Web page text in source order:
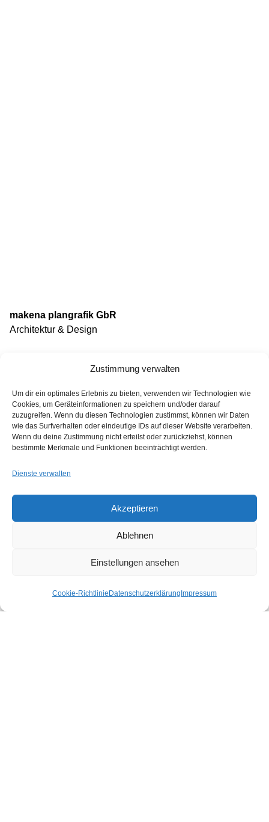
Zustimmung verwalten
Um dir ein optimales Erlebnis zu bieten, verwenden wir Technologien wie
Cookies, um Geräteinformationen zu speichern und/oder darauf
zuzugreifen. Wenn du diesen Technologien zustimmst, können wir Daten
wie das Surfverhalten oder eindeutige IDs auf dieser Website verarbeiten.
Wenn du deine Zustimmung nicht erteilst oder zurückziehst, können
bestimmte Merkmale und Funktionen beeinträchtigt werden.
Dienste verwalten
Akzeptieren
Ablehnen
Einstellungen ansehen
Cookie-Richtlinie Datenschutzerklärung Impressum
makena plangrafik GbR
Architektur & Design
Katrin Hofmann, Dipl.-Ing. (FH) Architektur
Karl-Heine-Straße 91
04229 Leipzig
Tel: (0341) 46108930
Mail: post@makena.de
Willkommen bei makena
makena plangrafik – Architektur & Design
Wer wir sind – Architekt & Designer